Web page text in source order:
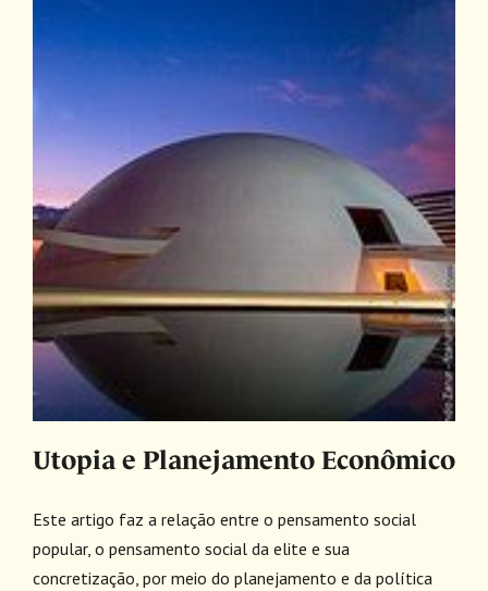
Utopia e Planejamento Econômico
Este artigo faz a relação entre o pensamento social
popular, o pensamento social da elite e sua
concretização, por meio do planejamento e da política